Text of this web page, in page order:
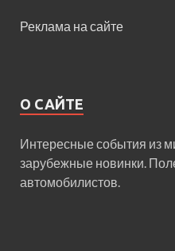
Реклама на сайте
О САЙТЕ
Интересные события из
зарубежные новинки.
автомобилистов.